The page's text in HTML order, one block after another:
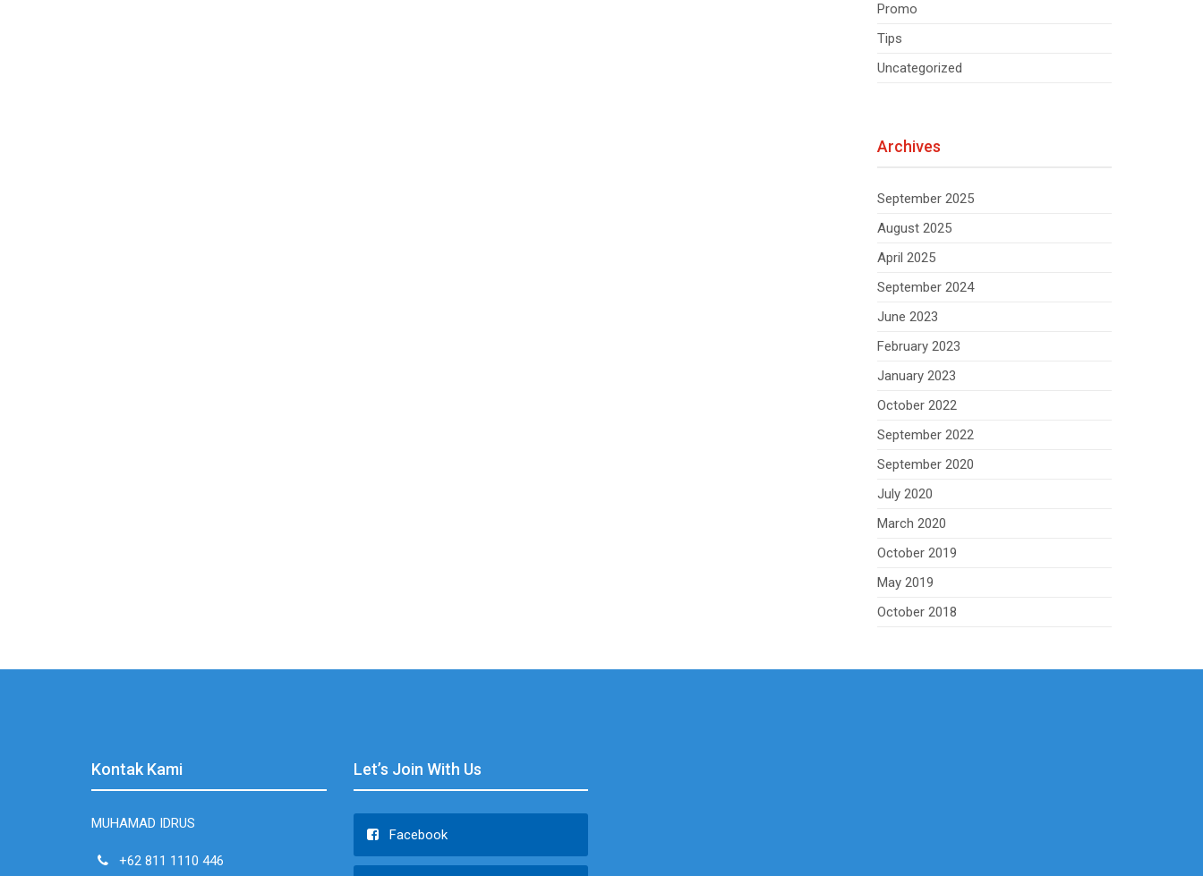
Promo
Tips
Uncategorized
Archives
September 2025
August 2025
April 2025
September 2024
June 2023
February 2023
January 2023
October 2022
September 2022
September 2020
July 2020
March 2020
October 2019
May 2019
October 2018
Kontak Kami
MUHAMAD IDRUS
+62 811 1110 446
Let’s Join With Us
Facebook